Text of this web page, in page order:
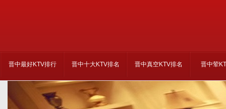
晋中最好KTV排行 晋中十大KTV排名 晋中真空KTV排名 晋中荤